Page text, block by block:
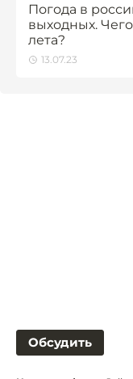
Погода в
выходных.
лета?
13.07.23
Обсудить